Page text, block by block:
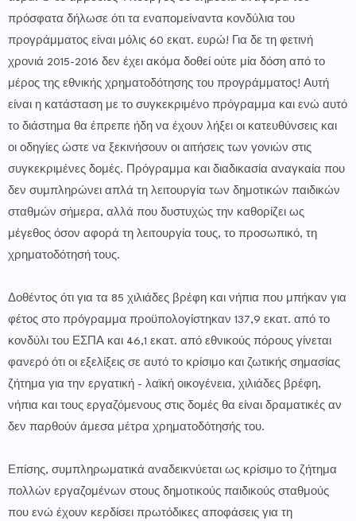
πρόσφατα δήλωσε ότι τα εναπομείναντα κονδύλια του
προγράμματος είναι μόλις 60 εκατ. ευρώ! Για δε τη φετινή
χρονιά 2015-2016 δεν έχει ακόμα δοθεί ούτε μία δόση από το
μέρος της εθνικής χρηματοδότησης του προγράμματος! Αυτή
είναι η κατάσταση με το συγκεκριμένο πρόγραμμα και ενώ αυτό
το διάστημα θα έπρεπε ήδη να έχουν λήξει οι κατευθύνσεις και
οι οδηγίες ώστε να ξεκινήσουν οι αιτήσεις των γονιών στις
συγκεκριμένες δομές. Πρόγραμμα και διαδικασία αναγκαία που
δεν συμπληρώνει απλά τη λειτουργία των δημοτικών παιδικών
σταθμών σήμερα, αλλά που δυστυχώς την καθορίζει ως
μέγεθος όσον αφορά τη λειτουργία τους, το προσωπικό, τη
χρηματοδότησή τους.
Δοθέντος ότι για τα 85 χιλιάδες βρέφη και νήπια που μπήκαν για
φέτος στο πρόγραμμα προϋπολογίστηκαν 137,9 εκατ. από το
κονδύλι του ΕΣΠΑ και 46,1 εκατ. από εθνικούς πόρους γίνεται
φανερό ότι οι εξελίξεις σε αυτό το κρίσιμο και ζωτικής σημασίας
ζήτημα για την εργατική - λαϊκή οικογένεια, χιλιάδες βρέφη,
νήπια και τους εργαζόμενους στις δομές θα είναι δραματικές αν
δεν παρθούν άμεσα μέτρα χρηματοδότησής του.
Επίσης, συμπληρωματικά αναδεικνύεται ως κρίσιμο το ζήτημα
πολλών εργαζομένων στους δημοτικούς παιδικούς σταθμούς
που ενώ έχουν κερδίσει πρωτόδικες αποφάσεις για τη